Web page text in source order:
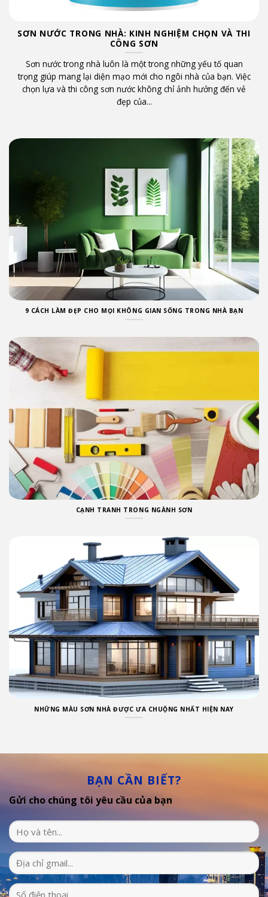
SƠN NƯỚC TRONG NHÀ: KINH NGHIỆM CHỌN VÀ THI
CÔNG SƠN
Sơn nước trong nhà luôn là một trong những yếu tố quan
trọng giúp mang lại diện mạo mới cho ngôi nhà của bạn. Việc
chọn lựa và thi công sơn nước không chỉ ảnh hưởng đến vẻ
đẹp của...
9 CÁCH LÀM ĐẸP CHO MỌI KHÔNG GIAN SỐNG TRONG NHÀ BẠN
CẠNH TRANH TRONG NGÀNH SƠN
NHỮNG MÀU SƠN NHÀ ĐƯỢC ƯA CHUỘNG NHẤT HIỆN NAY
BẠN CẦN BIẾT?
Gửi cho chúng tôi yêu cầu của bạn